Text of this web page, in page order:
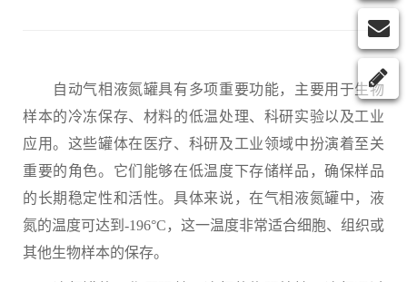
自动气相液氮罐具有多项重要功能，主要用于生物
样本的冷冻保存、材料的低温处理、科研实验以及工业
应用。这些罐体在医疗、科研及工业领域中扮演着至关
重要的角色。它们能够在低温度下存储样品，确保样品
的长期稳定性和活性。具体来说，在气相液氮罐中，液
氮的温度可达到-196°C，这一温度非常适合细胞、组织或
其他生物样本的保存。